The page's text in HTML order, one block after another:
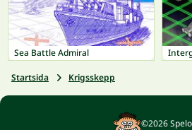
Sea Battle Admiral
Startsida Krigsskepp
©2026